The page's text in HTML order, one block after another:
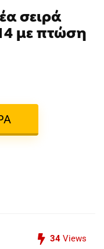
σειρά
με πτώση
34 Views